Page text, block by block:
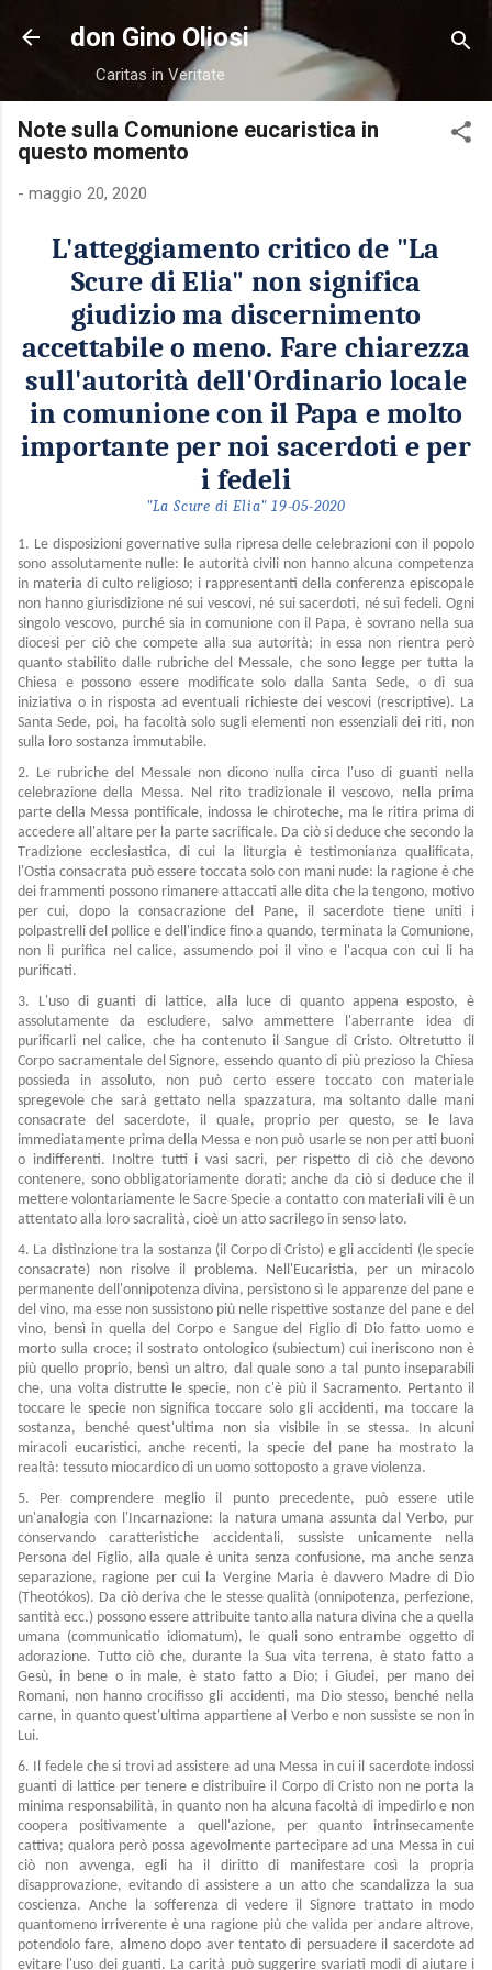
Passa ai contenuti principali
don Gino Oliosi
Caritas in Veritate
Note sulla Comunione eucaristica in
questo momento
- maggio 20, 2020
L'atteggiamento critico de "La
Scure di Elia" non significa
giudizio ma discernimento
accettabile o meno. Fare chiarezza
sull'autorità dell'Ordinario locale
in comunione con il Papa e molto
importante per noi sacerdoti e per
i fedeli
"La Scure di Elia" 19-05-2020
1. Le disposizioni governative sulla ripresa delle celebrazioni con il popolo
sono assolutamente nulle: le autorità civili non hanno alcuna competenza
in materia di culto religioso; i rappresentanti della conferenza episcopale
non hanno giurisdizione né sui vescovi, né sui sacerdoti, né sui fedeli. Ogni
singolo vescovo, purché sia in comunione con il Papa, è sovrano nella sua
diocesi per ciò che compete alla sua autorità; in essa non rientra però
quanto stabilito dalle rubriche del Messale, che sono legge per tutta la
Chiesa e possono essere modificate solo dalla Santa Sede, o di sua
iniziativa o in risposta ad eventuali richieste dei vescovi (rescriptive). La
Santa Sede, poi, ha facoltà solo sugli elementi non essenziali dei riti, non
sulla loro sostanza immutabile.
2. Le rubriche del Messale non dicono nulla circa l'uso di guanti nella
celebrazione della Messa. Nel rito tradizionale il vescovo, nella prima
parte della Messa pontificale, indossa le chiroteche, ma le ritira prima di
accedere all'altare per la parte sacrificale. Da ciò si deduce che secondo la
Tradizione ecclesiastica, di cui la liturgia è testimonianza qualificata,
l'Ostia consacrata può essere toccata solo con mani nude: la ragione è che
dei frammenti possono rimanere attaccati alle dita che la tengono, motivo
per cui, dopo la consacrazione del Pane, il sacerdote tiene uniti i
polpastrelli del pollice e dell'indice fino a quando, terminata la Comunione,
non li purifica nel calice, assumendo poi il vino e l'acqua con cui li ha
purificati.
3. L'uso di guanti di lattice, alla luce di quanto appena esposto, è
assolutamente da escludere, salvo ammettere l'aberrante idea di
purificarli nel calice, che ha contenuto il Sangue di Cristo. Oltretutto il
Corpo sacramentale del Signore, essendo quanto di più prezioso la Chiesa
possieda in assoluto, non può certo essere toccato con materiale
spregevole che sarà gettato nella spazzatura, ma soltanto dalle mani
consacrate del sacerdote, il quale, proprio per questo, se le lava
immediatamente prima della Messa e non può usarle se non per atti buoni
o indifferenti. Inoltre tutti i vasi sacri, per rispetto di ciò che devono
contenere, sono obbligatoriamente dorati; anche da ciò si deduce che il
mettere volontariamente le Sacre Specie a contatto con materiali vili è un
attentato alla loro sacralità, cioè un atto sacrilego in senso lato.
4. La distinzione tra la sostanza (il Corpo di Cristo) e gli accidenti (le specie
consacrate) non risolve il problema. Nell'Eucaristia, per un miracolo
permanente dell'onnipotenza divina, persistono sì le apparenze del pane e
del vino, ma esse non sussistono più nelle rispettive sostanze del pane e del
vino, bensì in quella del Corpo e Sangue del Figlio di Dio fatto uomo e
morto sulla croce; il sostrato ontologico (subiectum) cui ineriscono non è
più quello proprio, bensì un altro, dal quale sono a tal punto inseparabili
che, una volta distrutte le specie, non c'è più il Sacramento. Pertanto il
toccare le specie non significa toccare solo gli accidenti, ma toccare la
sostanza, benché quest'ultima non sia visibile in se stessa. In alcuni
miracoli eucaristici, anche recenti, la specie del pane ha mostrato la
realtà: tessuto miocardico di un uomo sottoposto a grave violenza.
5. Per comprendere meglio il punto precedente, può essere utile
un'analogia con l'Incarnazione: la natura umana assunta dal Verbo, pur
conservando caratteristiche accidentali, sussiste unicamente nella
Persona del Figlio, alla quale è unita senza confusione, ma anche senza
separazione, ragione per cui la Vergine Maria è davvero Madre di Dio
(Theotókos). Da ciò deriva che le stesse qualità (onnipotenza, perfezione,
santità ecc.) possono essere attribuite tanto alla natura divina che a quella
umana (communicatio idiomatum), le quali sono entrambe oggetto di
adorazione. Tutto ciò che, durante la Sua vita terrena, è stato fatto a
Gesù, in bene o in male, è stato fatto a Dio; i Giudei, per mano dei
Romani, non hanno crocifisso gli accidenti, ma Dio stesso, benché nella
carne, in quanto quest'ultima appartiene al Verbo e non sussiste se non in
Lui.
6. Il fedele che si trovi ad assistere ad una Messa in cui il sacerdote indossi
guanti di lattice per tenere e distribuire il Corpo di Cristo non ne porta la
minima responsabilità, in quanto non ha alcuna facoltà di impedirlo e non
coopera positivamente a quell'azione, per quanto intrinsecamente
cattiva; qualora però possa agevolmente partecipare ad una Messa in cui
ciò non avvenga, egli ha il diritto di manifestare così la propria
disapprovazione, evitando di assistere a un atto che scandalizza la sua
coscienza. Anche la sofferenza di vedere il Signore trattato in modo
quantomeno irriverente è una ragione più che valida per andare altrove,
potendolo fare, almeno dopo aver tentato di persuadere il sacerdote ad
evitare l'uso dei guanti. La carità può suggerire svariati modi di aiutare i